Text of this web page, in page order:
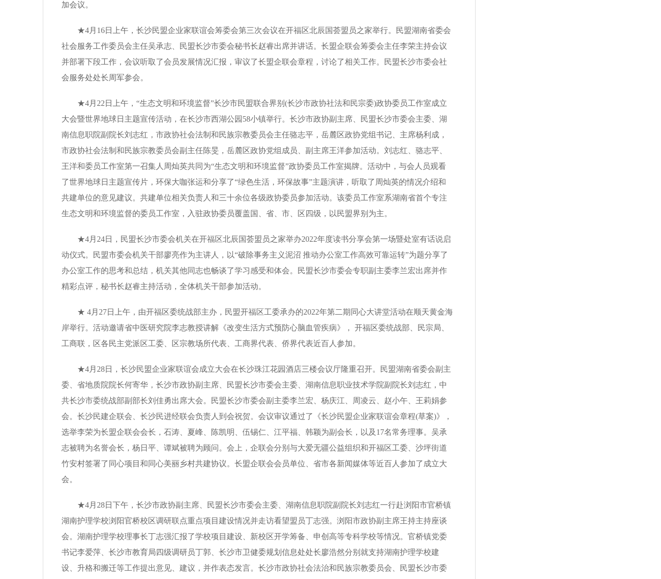
加会议。
★4月16日上午，长沙民盟企业家联谊会筹委会第三次会议在开福区北辰国荟盟员之家举行。民盟湖南省委会
社会服务工作委员会主任吴承志、民盟长沙市委会秘书长赵睿出席并讲话。长盟企联会筹委会主任李荣主持会议
并部署下段工作，会议听取了会员发展情况汇报，审议了长盟企联会章程，讨论了相关工作。民盟长沙市委会社
会服务处处长周军参会。
★4月22日上午，“生态文明和环境监督”长沙市民盟联合界别(长沙市政协社法和民宗委)政协委员工作室成立
大会暨世界地球日主题宣传活动，在长沙市西湖公园58小镇举行。长沙市政协副主席、民盟长沙市委会主委、湖
南信息职院副院长刘志红，市政协社会法制和民族宗教委员会主任骆志平，岳麓区政协党组书记、主席杨利成，
市政协社会法制和民族宗教委员会副主任陈旻，岳麓区政协党组成员、副主席王洋参加活动。刘志红、骆志平、
王洋和委员工作室第一召集人周灿英共同为“生态文明和环境监督”政协委员工作室揭牌。活动中，与会人员观看
了世界地球日主题宣传片，环保大咖张运和分享了“绿色生活，环保故事”主题演讲，听取了周灿英的情况介绍和
共建单位的意见建议。共建单位相关负责人和三十余位各级政协委员参加活动。该委员工作室系湖南省首个专注
生态文明和环境监督的委员工作室，入驻政协委员覆盖国、省、市、区四级，以民盟界别为主。
★4月24日，民盟长沙市委会机关在开福区北辰国荟盟员之家举办2022年度读书分享会第一场暨处室有话说启
动仪式。民盟市委会机关干部廖亮作为主讲人，以“破除事务主义泥沼 推动办公室工作高效可靠运转”为题分享了
办公室工作的思考和总结，机关其他同志也畅谈了学习感受和体会。民盟长沙市委会专职副主委李兰宏出席并作
精彩点评，秘书长赵睿主持活动，全体机关干部参加活动。
★ 4月27日上午，由开福区委统战部主办，民盟开福区工委承办的2022年第二期同心大讲堂活动在顺天黄金海
岸举行。活动邀请省中医研究院李志教授讲解《改变生活方式预防心脑血管疾病》， 开福区委统战部、民宗局、
工商联，区各民主党派区工委、区宗教场所代表、工商界代表、侨界代表近百人参加。
★4月28日，长沙民盟企业家联谊会成立大会在长沙珠江花园酒店三楼会议厅隆重召开。民盟湖南省委会副主
委、省地质院院长何寄华，长沙市政协副主席、民盟长沙市委会主委、湖南信息职业技术学院副院长刘志红，中
共长沙市委统战部副部长刘佳勇出席大会。民盟长沙市委会副主委李兰宏、杨庆江、周凌云、赵小午、王莉娟参
会。长沙民建企联会、长沙民进经联会负责人到会祝贺。会议审议通过了《长沙民盟企业家联谊会章程(草案)》，
选举李荣为长盟企联会会长，石涛、夏峰、陈凯明、伍锡仁、江平福、韩颖为副会长，以及17名常务理事。吴承
志被聘为名誉会长，杨日平、谭斌被聘为顾问。会上，企联会分别与大爱无疆公益组织和开福区工委、沙坪街道
竹安村签署了同心项目和同心美丽乡村共建协议。长盟企联会会员单位、省市各新闻媒体等近百人参加了成立大
会。
★4月28日下午，长沙市政协副主席、民盟长沙市委会主委、湖南信息职院副院长刘志红一行赴浏阳市官桥镇
湖南护理学校浏阳官桥校区调研联点重点项目建设情况并走访看望盟员丁志强。浏阳市政协副主席王持主持座谈
会。湖南护理学校理事长丁志强汇报了学校项目建设、新校区开学筹备、申创高等专科学校等情况。官桥镇党委
书记李爱萍、长沙市教育局四级调研员丁郭、长沙市卫健委规划信息处处长廖浩然分别就支持湖南护理学校建
设、升格和搬迁等工作提出意见、建议，并作表态发言。长沙市政协社会法治和民族宗教委员会、民盟长沙市委